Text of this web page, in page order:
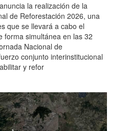
la realización de la
de Reforestación 2026, una
que se llevará a cabo el
forma simultánea en las 32
Nacional de
conjunto interinstitucional
y refor